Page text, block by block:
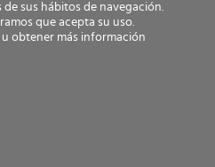
sus hábitos de navegación.
que acepta su uso.
obtener más información